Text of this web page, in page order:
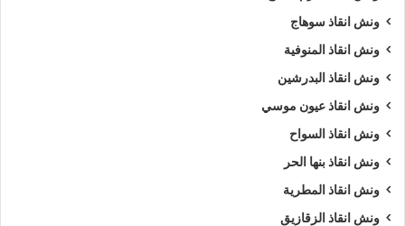
ونش انقاذ سوهاج
ونش انقاذ المنوفية
ونش انقاذ البدرشين
ونش انقاذ عيون موسي
ونش انقاذ السواح
ونش انقاذ بنها الحر
ونش انقاذ المطرية
ونش انقاذ الزقازيق